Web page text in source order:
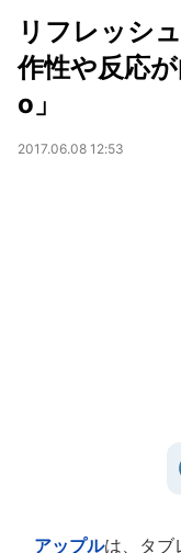
リフレッシ
作性や反応
o」
2017.06.08 12:53
アップルは、タブ